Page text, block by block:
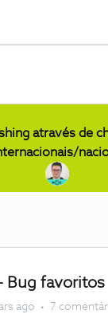
através de
Bug favoritos
ago 7